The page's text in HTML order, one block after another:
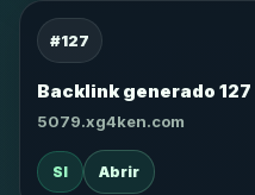
#127
Backlink generado 127
5079.xg4ken.com
SI Abrir